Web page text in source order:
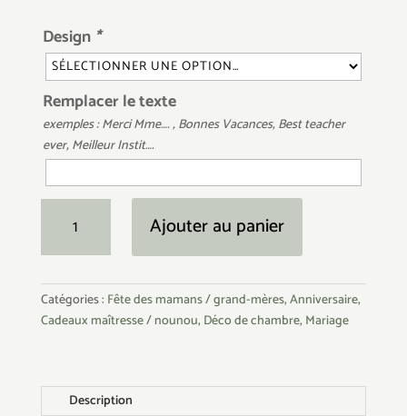
Design *
Remplacer le texte
exemples : Merci Mme…. , Bonnes Vacances, Best teacher
ever, Meilleur Instit….
Magnet
Ajouter au panier
Catégories : Fête des mamans / grand-mères,Anniversaire,
Cadeaux maîtresse / nounou, Déco de chambre, Mariage
Description